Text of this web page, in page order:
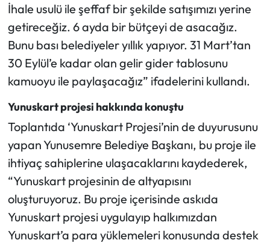
İhale usulü ile şeffaf bir şekilde satışımızı yerine
getireceğiz. 6 ayda bir bütçeyi de asacağız.
Bunu bası belediyeler yıllık yapıyor. 31 Mart’tan
30 Eylül’e kadar olan gelir gider tablosunu
kamuoyu ile paylaşacağız” ifadelerini kullandı.
Yunuskart projesi hakkında konuştu
Toplantıda ‘Yunuskart Projesi’nin de duyurusunu
yapan Yunusemre Belediye Başkanı, bu proje ile
ihtiyaç sahiplerine ulaşacaklarını kaydederek,
“Yunuskart projesinin de altyapısını
oluşturuyoruz. Bu proje içerisinde askıda
Yunuskart projesi uygulayıp halkımızdan
Yunuskart’a para yüklemeleri konusunda destek